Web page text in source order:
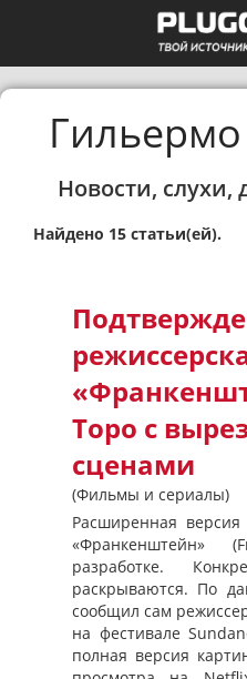
Новости, слухи,
Найдено 15 статьи(ей).
Торо с
сценами
(Фильмы и сериалы)
Расширенная
«Франкенштейн»
разработке.
раскрываются. По
сообщил сам
на фестивале
полная версия